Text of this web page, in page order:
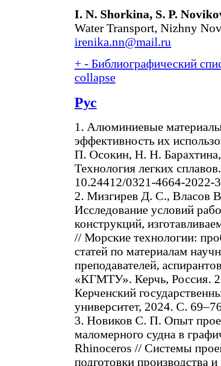
I. N. Shorkina, S. P.
Water Transport, Nizhny
irenika.nn@mail.ru
+ - Библиографический
collapse
Рус
1. Алюминиевые
эффективность их
П. Осокин, Н. Н.
Технология легких
10.24412/0321-4664-2022-
2. Мизгирев Д. С., Власов
Исследование условий
конструкций,
// Морские технологии:
статей по материалам
преподавателей,
«КГМТУ». Керчь, Россия.
Керченский
университет, 2024. С.
3. Новиков С. П. Опыт
маломерного судна в
Rhinoceros // Системы
подготовки производства